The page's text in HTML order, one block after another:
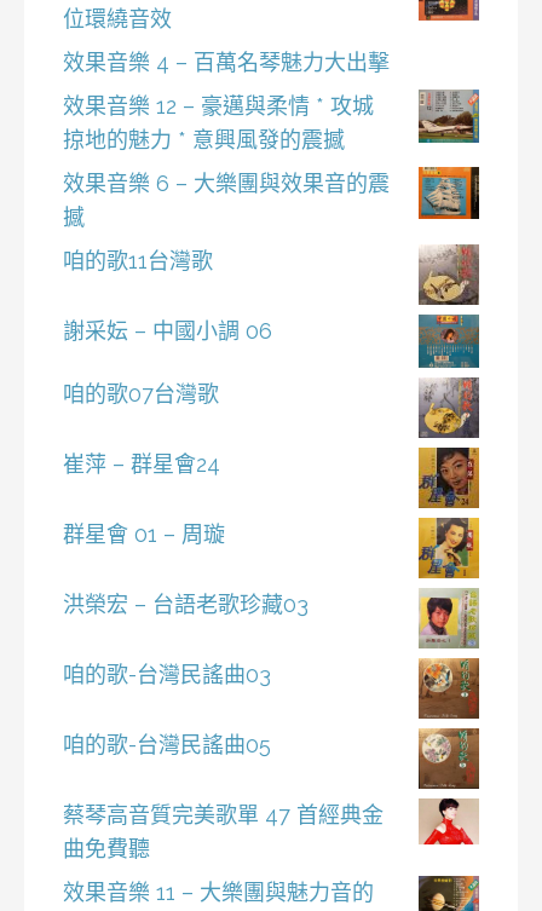
位環繞音效
效果音樂 4 – 百萬名琴魅力大出擊
效果音樂 12 – 豪邁與柔情 * 攻城
掠地的魅力 * 意興風發的震撼
效果音樂 6 – 大樂團與效果音的震
撼
咱的歌11台灣歌
謝采妘 – 中國小調 06
咱的歌07台灣歌
崔萍 – 群星會24
群星會 01 – 周璇
洪榮宏 – 台語老歌珍藏03
咱的歌-台灣民謠曲03
咱的歌-台灣民謠曲05
蔡琴高音質完美歌單 47 首經典金
曲免費聽
效果音樂 11 – 大樂團與魅力音的